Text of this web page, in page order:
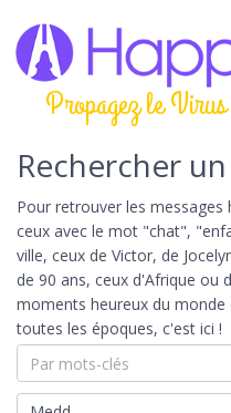
Propagez le
Rechercher
Pour retrouver les messages
ceux avec le mot "chat",
ville, ceux de Victor, de
de 90 ans, ceux d'Afrique ou
moments heureux du
toutes les époques, c'est ici !